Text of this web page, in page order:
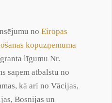
no Eiropas
kopuzņēmuma
līgumu Nr.
saņem atbalstu no
kā arī no Vācijas,
Bosnijas un